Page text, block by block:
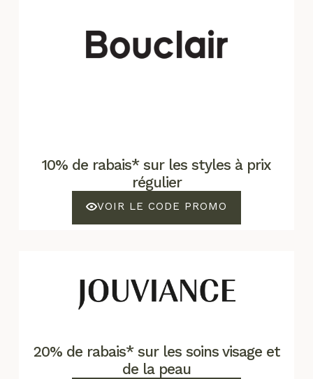
10% de rabais* sur les styles à prix
régulier
VOIR LE CODE PROMO
20% de rabais* sur les soins visage et
de la peau